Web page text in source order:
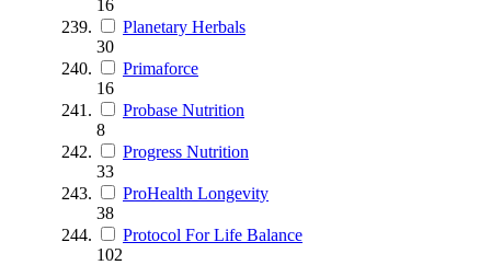
16
Planetary Herbals
30
Primaforce
16
Probase Nutrition
8
Progress Nutrition
33
ProHealth Longevity
38
Protocol For Life Balance
102